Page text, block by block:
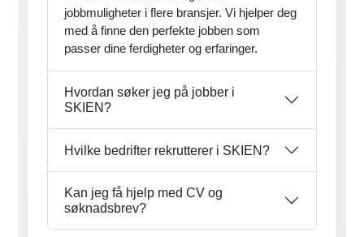
jobbmuligheter i flere bransjer. Vi hjelper deg
med å finne den perfekte jobben som
passer dine ferdigheter og erfaringer.
Hvordan søker jeg på jobber i
SKIEN?
Hvilke bedrifter rekrutterer i SKIEN?
Kan jeg få hjelp med CV og
søknadsbrev?